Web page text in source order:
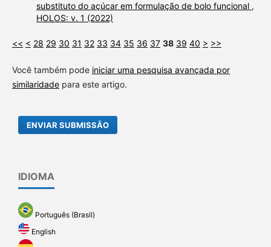
substituto do açúcar em formulação de bolo funcional ,
HOLOS: v. 1 (2022)
<< < 28 29 30 31 32 33 34 35 36 37 38 39 40 > >>
Você também pode iniciar uma pesquisa avançada por
similaridadepara este artigo.
ENVIAR SUBMISSÃO
IDIOMA
Português (Brasil)
English